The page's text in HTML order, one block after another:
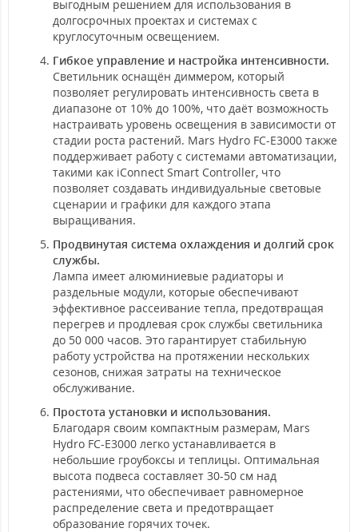
выгодным решением для использования в
долгосрочных проектах и системах с
круглосуточным освещением.
Гибкое управление и настройка интенсивности.
Светильник оснащён диммером, который
позволяет регулировать интенсивность света в
диапазоне от 10% до 100%, что даёт возможность
настраивать уровень освещения в зависимости от
стадии роста растений. Mars Hydro FC-E3000 также
поддерживает работу с системами автоматизации,
такими как iConnect Smart Controller, что
позволяет создавать индивидуальные световые
сценарии и графики для каждого этапа
выращивания.
Продвинутая система охлаждения и долгий срок
службы.
Лампа имеет алюминиевые радиаторы и
раздельные модули, которые обеспечивают
эффективное рассеивание тепла, предотвращая
перегрев и продлевая срок службы светильника
до 50 000 часов. Это гарантирует стабильную
работу устройства на протяжении нескольких
сезонов, снижая затраты на техническое
обслуживание.
Простота установки и использования.
Благодаря своим компактным размерам, Mars
Hydro FC-E3000 легко устанавливается в
небольшие гроубоксы и теплицы. Оптимальная
высота подвеса составляет 30-50 см над
растениями, что обеспечивает равномерное
распределение света и предотвращает
образование горячих точек.